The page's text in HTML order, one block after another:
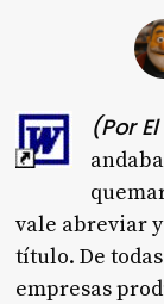
(Por
vale abreviar
título. De
empresas